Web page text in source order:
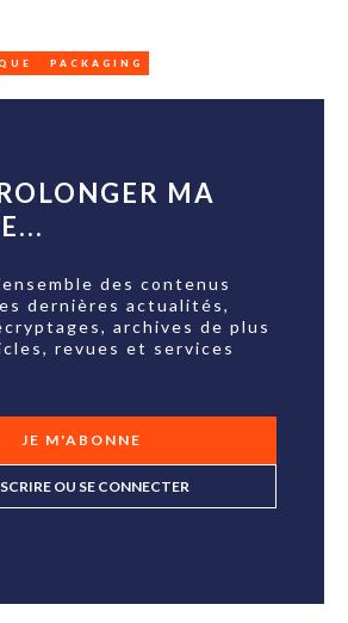
PACKAGING
MA
des contenus
dernières actualités,
archives de plus
revues et services
JE M'ABONNE
OU SE CONNECTER